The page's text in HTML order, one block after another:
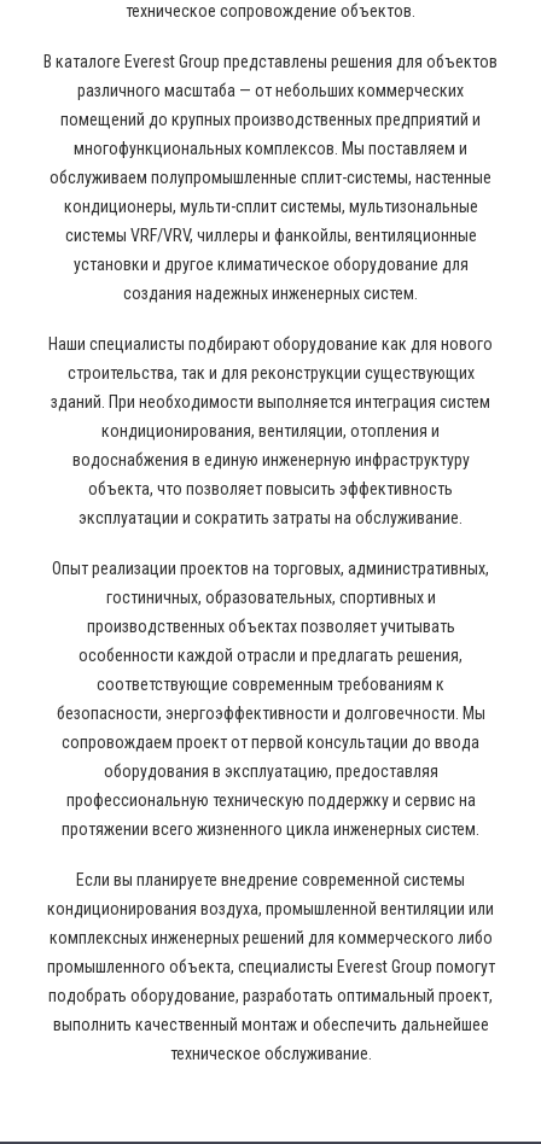
техническое сопровождение объектов.
В каталоге Everest Group представлены решения для объектов
различного масштаба — от небольших коммерческих
помещений до крупных производственных предприятий и
многофункциональных комплексов. Мы поставляем и
обслуживаем полупромышленные сплит-системы, настенные
кондиционеры, мульти-сплит системы, мультизональные
системы VRF/VRV, чиллеры и фанкойлы, вентиляционные
установки и другое климатическое оборудование для
создания надежных инженерных систем.
Наши специалисты подбирают оборудование как для нового
строительства, так и для реконструкции существующих
зданий. При необходимости выполняется интеграция систем
кондиционирования, вентиляции, отопления и
водоснабжения в единую инженерную инфраструктуру
объекта, что позволяет повысить эффективность
эксплуатации и сократить затраты на обслуживание.
Опыт реализации проектов на торговых, административных,
гостиничных, образовательных, спортивных и
производственных объектах позволяет учитывать
особенности каждой отрасли и предлагать решения,
соответствующие современным требованиям к
безопасности, энергоэффективности и долговечности. Мы
сопровождаем проект от первой консультации до ввода
оборудования в эксплуатацию, предоставляя
профессиональную техническую поддержку и сервис на
протяжении всего жизненного цикла инженерных систем.
Если вы планируете внедрение современной системы
кондиционирования воздуха, промышленной вентиляции или
комплексных инженерных решений для коммерческого либо
промышленного объекта, специалисты Everest Group помогут
подобрать оборудование, разработать оптимальный проект,
выполнить качественный монтаж и обеспечить дальнейшее
техническое обслуживание.